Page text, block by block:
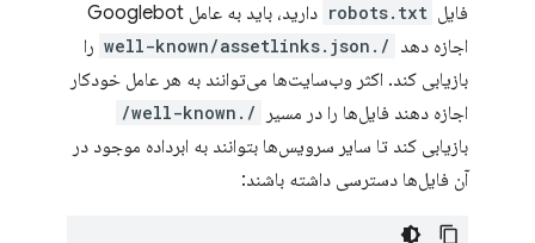
فایل robots.txt
دارید، باید به عامل Googlebot
اجازه دهد /.well-known/assetlinks.json
را
بازیابی کند. اکثر وب‌سایت‌ها می‌توانند به هر عامل خودکار
اجازه دهند فایل‌ها را در مسیر
/.well-known/
بازیابی کند تا سایر سرویس‌ها بتوانند به ابرداده موجود در
آن فایل‌ها دسترسی داشته باشند: